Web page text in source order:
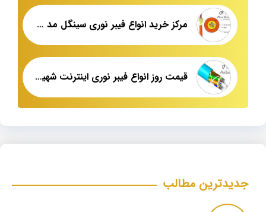
مرکز خرید انواع فیبر نوری سینگل مد رفسنجان
قیمت روز انواع فیبر نوری اینترنت شهید قندی یزد
جدیدترین مطالب